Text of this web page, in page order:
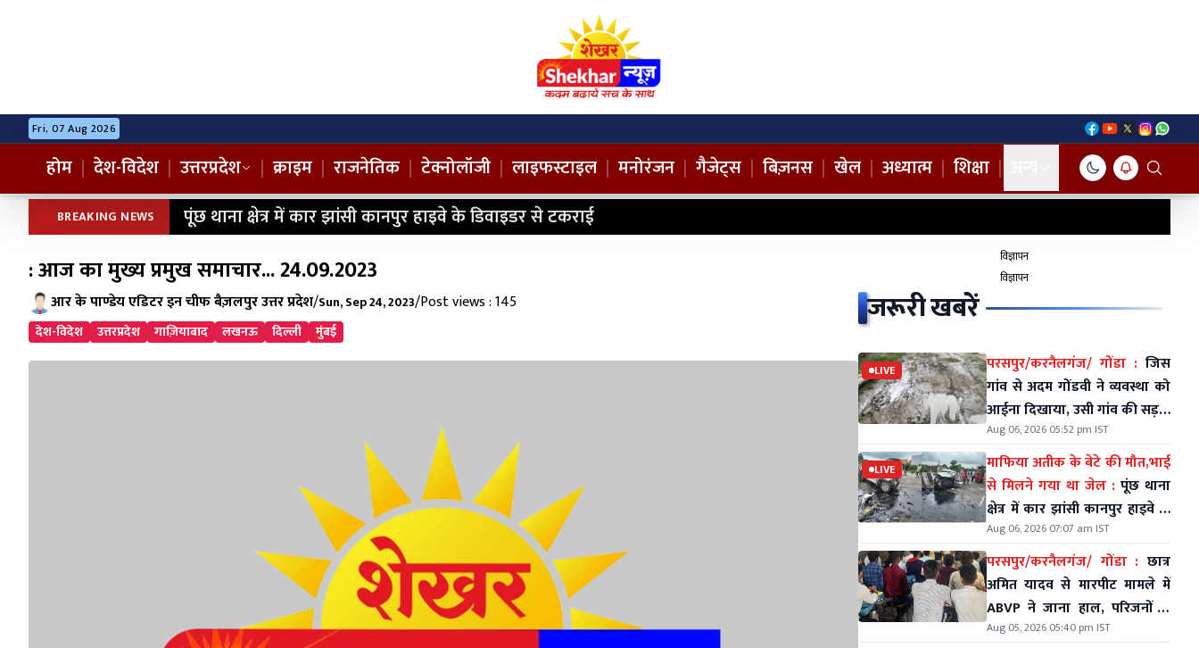
Fri, 07 Aug 2026
होम | देश-विदेश | उत्तरप्रदेश | क्राइम | राजनेतिक | टेक्नोलॉजी | लाइफस्टाइल | मनोरंजन | गैजेट्स | बिज़नस | खेल | अध्यात्म | शिक्षा |
BREAKING NEWS पूंछ थाना क्षेत्र में कार झांसी कानपुर हाइवे के डिवाइडर से टकराई
: आज का मुख्य प्रमुख समाचार... 24.09.2023
आर के पाण्डेय एडिटर इन चीफ बैज़लपुर उत्तर प्रदेश/Sun, Sep 24, 2023/Post views : 145
देश-विदेश उत्तरप्रदेश गाज़ियाबाद लखनऊ दिल्ली मुंबई
विज्ञापन
विज्ञापन
जरूरी खबरें
LIVE परसपुर/करनैलगंज/ गोंडा : जिस
गांव से अदम गोंडवी ने व्यवस्था को
आईना दिखाया, उसी गांव की सड़कें
आज भी कीचड़ और गड्ढों में तब्दील
Aug 06, 2026 05:52 pm IST
LIVE
माफिया अतीक के बेटे की मौत,भाई
से मिलने गया था जेल : पूंछ थाना
क्षेत्र में कार झांसी कानपुर हाइवे के
डिवाइडर से टकराई
Aug 06, 2026 07:07 am IST
परसपुर/करनैलगंज/ गोंडा : छात्र
अमित यादव से मारपीट मामले में
ABVP ने जाना हाल, परिजनों से
की मुलाकात
Aug 05, 2026 05:40 pm IST